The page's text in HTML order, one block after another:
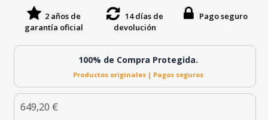
2 años de
garantía oficial
14 días de
devolución
Pago seguro
100% de Compra Protegida.
Productos originales | Pagos seguros
649,20 €